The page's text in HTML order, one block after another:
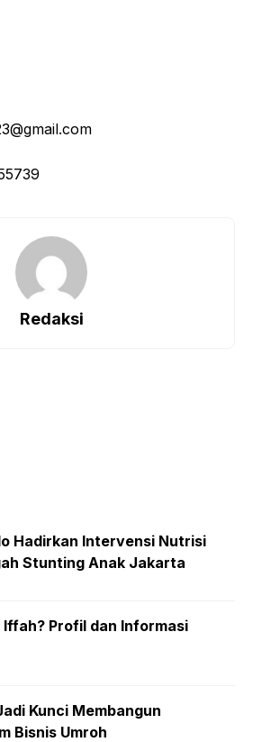
Redaksi
Hadirkan Intervensi Nutrisi
Stunting Anak Jakarta
Profil dan Informasi
Kunci Membangun
Bisnis Umroh